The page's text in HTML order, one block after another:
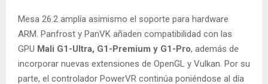
Mesa 26.2 amplía asimismo el soporte para hardware
ARM. Panfrost y PanVK añaden compatibilidad con las
GPU Mali G1-Ultra, G1-Premium y G1-Pro, además de
incorporar nuevas extensiones de OpenGL y Vulkan. Por su
parte, el controlador PowerVR continúa poniéndose al día